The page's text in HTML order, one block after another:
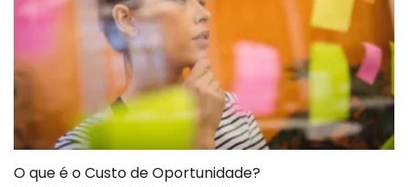
O que é o Custo de Oportunidade?